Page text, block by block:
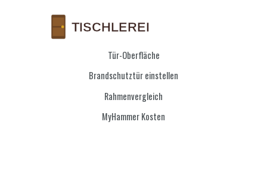
Tür-Oberfläche
Brandschutztür einstellen
Rahmenvergleich
MyHammer Kosten